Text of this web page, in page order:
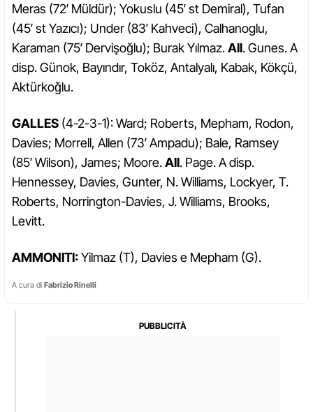
Meras (72′ Müldür); Yokuslu (45′ st Demiral), Tufan
(45′ st Yazıcı); Under (83′ Kahveci), Calhanoglu,
Karaman (75′ Dervişoğlu); Burak Yılmaz.All. Gunes. A
disp. Günok, Bayındır, Toköz, Antalyalı, Kabak, Kökçü,
Aktürkoğlu.
GALLES (4-2-3-1): Ward; Roberts, Mepham, Rodon,
Davies; Morrell, Allen (73′ Ampadu); Bale, Ramsey
(85′ Wilson), James; Moore.All. Page. A disp.
Hennessey, Davies, Gunter, N. Williams, Lockyer, T.
Roberts, Norrington-Davies, J. Williams, Brooks,
Levitt.
AMMONITI:Yilmaz (T), Davies e Mepham (G).
A cura di Fabrizio Rinelli